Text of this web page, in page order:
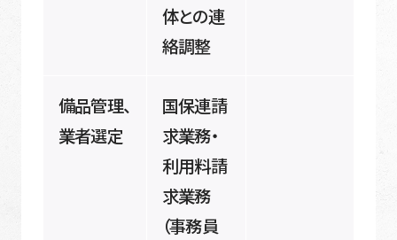
体との連
絡調整
備品管理、
業者選定
国保連請
求業務・
利用料請
求業務
（事務員